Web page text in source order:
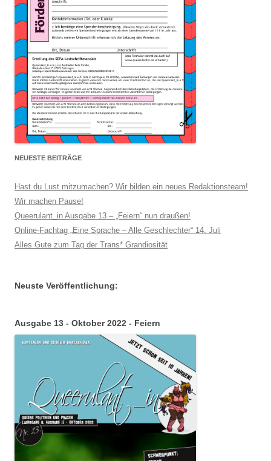
NEUESTE BEITRÄGE
Hast du Lust mitzumachen? Wir bilden ein neues Redaktionsteam!
Wir machen Pause!
Queerulant_in Ausgabe 13 – „Feiern“ nun draußen!
Online-Fachtag „Eine Sprache – Alle Geschlechter“ 14. Juli
Alles Gute zum Tag der Trans* Grandiosität
Neuste Veröffentlichung:
Ausgabe 13 - Oktober 2022 - Feiern